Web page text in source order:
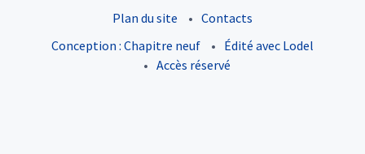
Plan du site
Contacts
Conception : Chapitre neuf
Édité avec Lodel
Accès réservé